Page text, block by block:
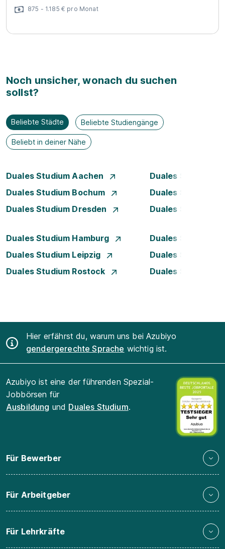
875 - 1.185 € pro Monat
Noch unsicher, wonach du suchen
sollst?
Beliebte Städte Beliebte Studiengänge
Beliebt in deiner Nähe
Duales Studium Aachen
Duales Studium
Duales Studium Bochum
Duales Studium
Duales Studium Dresden
Duales Studium
Duales Studium Hamburg
Duales Studium
Duales Studium Leipzig
Duales Studium
Duales Studium Rostock
Duales Studium
Hier erfährst du, warum uns bei Azubiyo
gendergerechte Sprache wichtig ist.
Azubiyo ist eine der führenden Spezial-
Jobbörsen für
Ausbildung und Duales Studium.
Für Bewerber
Für Arbeitgeber
Für Lehrkräfte